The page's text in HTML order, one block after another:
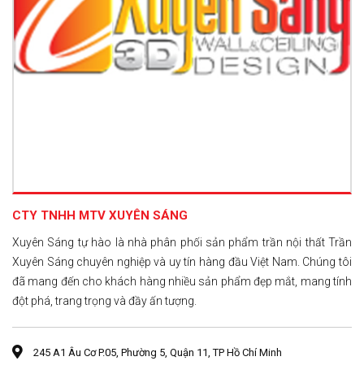
CTY TNHH MTV XUYÊN SÁNG
Xuyên Sáng tự hào là nhà phân phối sản phẩm trần nội thất Trần
Xuyên Sáng chuyên nghiệp và uy tín hàng đầu Việt Nam. Chúng tôi
đã mang đến cho khách hàng nhiều sản phẩm đẹp mắt, mang tính
đột phá, trang trọng và đầy ấn tượng.
245 A1 Âu Cơ P.05, Phường 5, Quận 11, TP Hồ Chí Minh